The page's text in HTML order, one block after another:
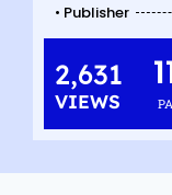
• Publisher
2,631
VIEWS